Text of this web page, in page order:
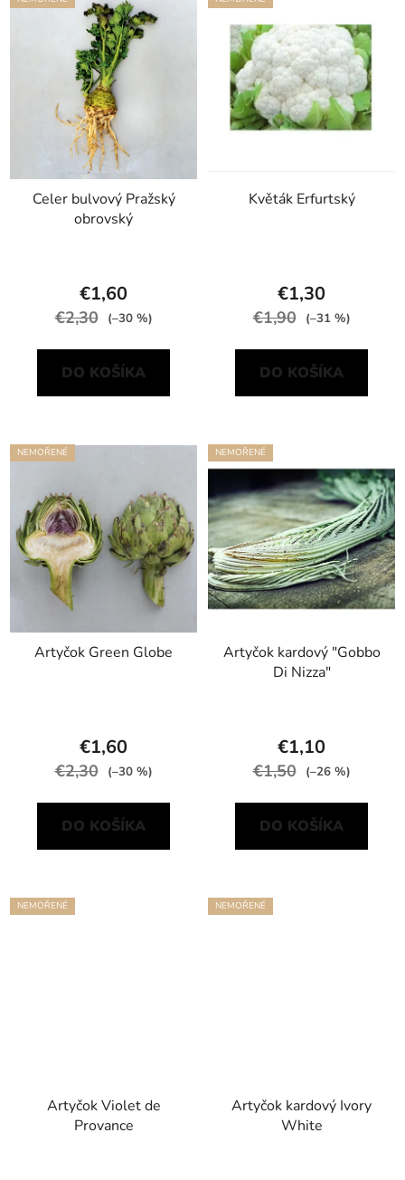
Celer bulvový Pražský
obrovský
€1,60
€2,30 (–30 %)
DO KOŠÍKA
Květák Erfurtský
€1,30
€1,90 (–31 %)
DO KOŠÍKA
NEMOŘENÉ
Artyčok Green Globe
€1,60
€2,30 (–30 %)
DO KOŠÍKA
NEMOŘENÉ
Artyčok kardový "Gobbo
Di Nizza"
€1,10
€1,50 (–26 %)
DO KOŠÍKA
NEMOŘENÉ
Artyčok Violet de
Provance
NEMOŘENÉ
Artyčok kardový Ivory
White